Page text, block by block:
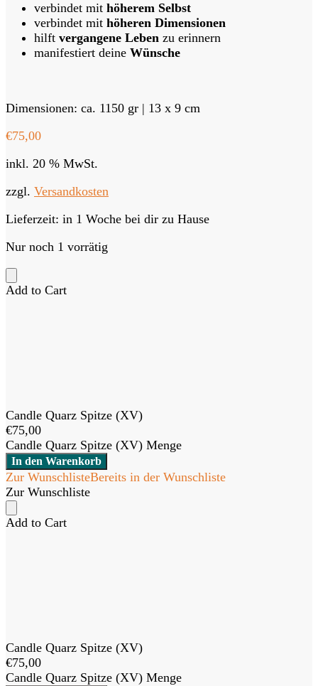
verbindet mit höherem Selbst
verbindet mit höheren Dimensionen
hilft vergangene Leben zu erinnern
manifestiert deine Wünsche
Dimensionen: ca. 1150 gr | 13 x 9 cm
€75,00
inkl. 20 % MwSt.
zzgl. Versandkosten
Lieferzeit: in 1 Woche bei dir zu Hause
Nur noch 1 vorrätig
Add to Cart
Candle Quarz Spitze (XV)
€75,00
Candle Quarz Spitze (XV) Menge
In den Warenkorb
Zur WunschlisteBereits in der Wunschliste
Zur Wunschliste
Add to Cart
Candle Quarz Spitze (XV)
€75,00
Candle Quarz Spitze (XV) Menge